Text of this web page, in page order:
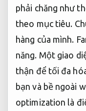
phải chăng như
theo mục tiêu.
hàng của mình.
năng. Một giao
thận để tối đa
bạn và bề ngoài
optimization là